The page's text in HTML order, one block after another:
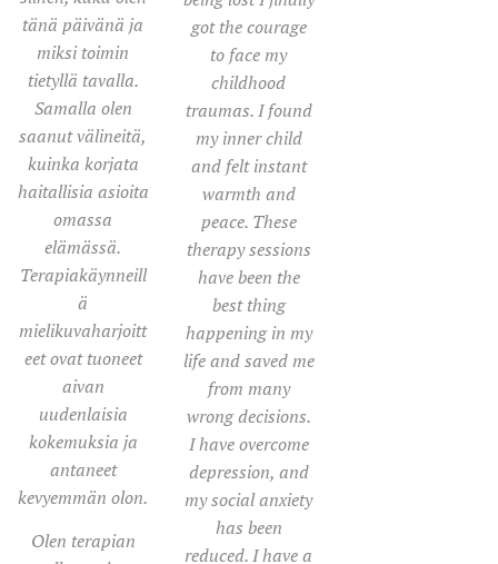
tänä päivänä ja
miksi toimin
tietyllä tavalla.
Samalla olen
saanut välineitä,
kuinka korjata
haitallisia asioita
omassa
elämässä.
Terapiakäynneill
ä
mielikuvaharjoitt
eet ovat tuoneet
aivan
uudenlaisia
kokemuksia ja
antaneet
kevyemmän olon.
Olen terapian
got the courage
to face my
childhood
traumas. I found
my inner child
and felt instant
warmth and
peace. These
therapy sessions
have been the
best thing
happening in my
life and saved me
from many
wrong decisions.
I have overcome
depression, and
my social anxiety
has been
reduced. I have a